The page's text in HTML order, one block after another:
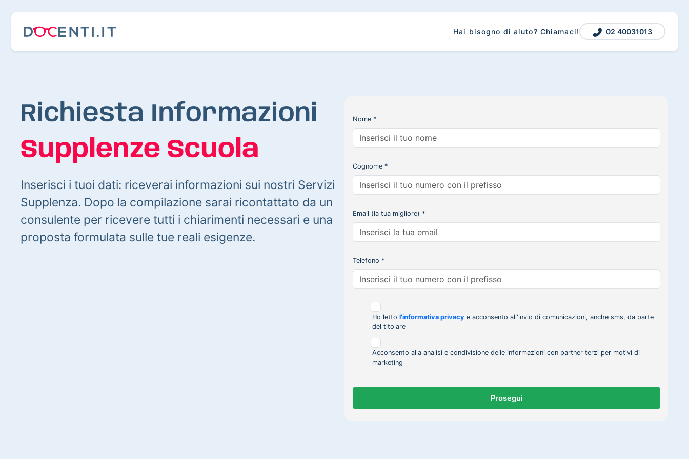
Hai bisogno di aiuto? Chiamaci! 02 40031013
Richiesta Informazioni
Supplenze Scuola
Inserisci i tuoi dati: riceverai informazioni sui nostri Servizi
Supplenza. Dopo la compilazione sarai ricontattato da un
consulente per ricevere tutti i chiarimenti necessari e una
proposta formulata sulle tue reali esigenze.
Nome *
Cognome *
Email (la tua migliore) *
Telefono *
Ho letto l'informativa privacy e acconsento all'invio di comunicazioni, anche sms, da parte
del titolare
Acconsento alla analisi e condivisione delle informazioni con partner terzi per motivi di
marketing